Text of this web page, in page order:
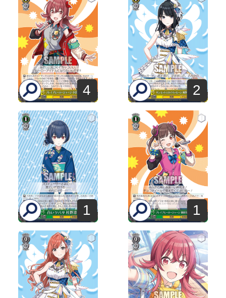
4 2
1 1